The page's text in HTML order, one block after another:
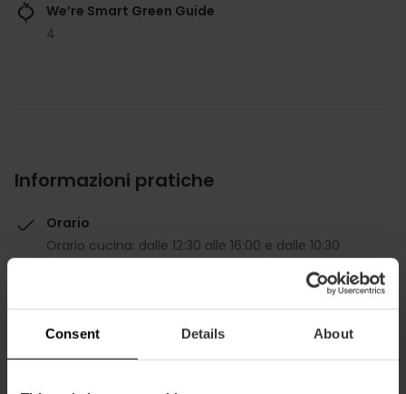
Consent Details About
We’re Smart Green Guide
4
Informazioni pratiche
Orario
Orario cucina: dalle 12:30 alle 16:00 e dalle 10:30
alle 00:00 Chiuso domenica a cena